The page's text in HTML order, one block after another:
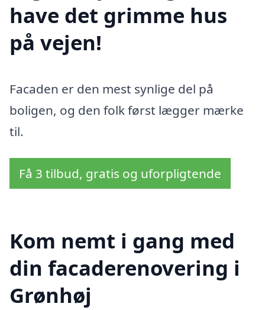
have det grimme hus
på vejen!
Facaden er den mest synlige del på
boligen, og den folk først lægger mærke
til.
Få 3 tilbud, gratis og uforpligtende
Kom nemt i gang med
din facaderenovering i
Grønhøj